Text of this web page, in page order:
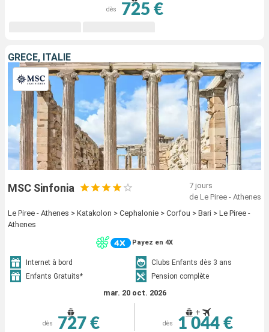
dès 725 €
GRÈCE, ITALIE
MSC Sinfonia
7 jours
de Le Piree - Athenes
Le Piree - Athenes > Katakolon > Cephalonie > Corfou > Bari > Le Piree -
Athenes
Payez en 4X
Internet à bord
Clubs Enfants dès 3 ans
Enfants Gratuits*
Pension complète
mar. 20 oct. 2026
dès 727 €
+
dès 1 044 €